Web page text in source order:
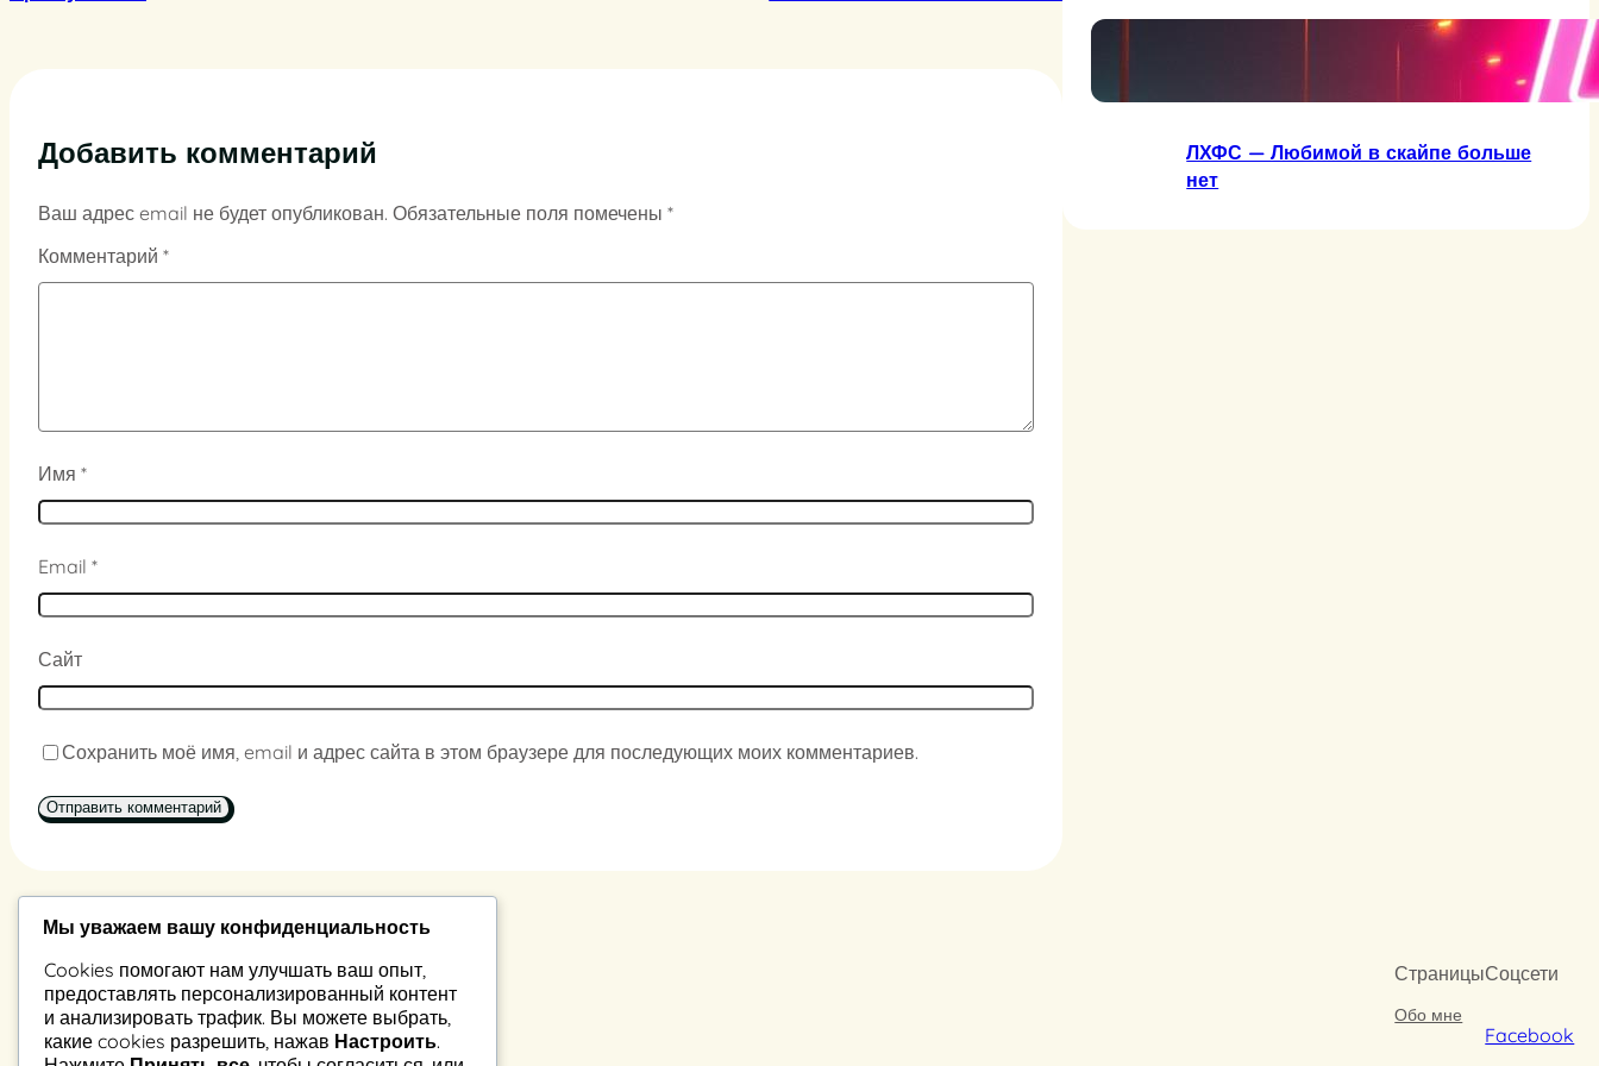
Добавить комментарий
Ваш адрес email не будет опубликован. Обязательные поля помечены *
Комментарий *
Имя *
Email *
Сайт
Сохранить моё имя, email и адрес сайта в этом браузере для последующих моих комментариев.
ЛХФС — Любимой в скайпе больше
нет
Константин Владимиров
223037, Беларусь, а.г. Петришки, ул. Рабочая 39-2
Страницы
Обо мне
Соцсети
Facebook
Мы уважаем вашу конфиденциальность
Cookies помогают нам улучшать ваш опыт,
предоставлять персонализированный контент
и анализировать трафик. Вы можете выбрать,
какие cookies разрешить, нажав Настроить.